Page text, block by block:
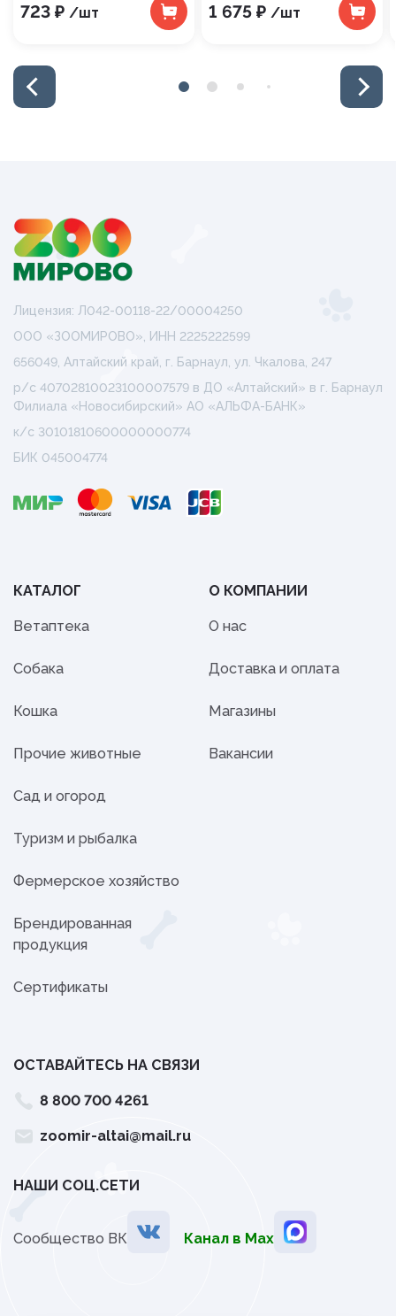
723 ₽ /шт 1 675 ₽ /шт
Лицензия: Л042-00118-22/00004250
ООО «ЗООМИРОВО», ИНН 2225222599
656049, Алтайский край, г. Барнаул, ул. Чкалова, 247
р/с 40702810023100007579 в ДО «Алтайский» в г. Барнаул
Филиала «Новосибирский» АО «АЛЬФА-БАНК»
к/с 30101810600000000774
БИК 045004774
КАТАЛОГ
Ветаптека
Собака
Кошка
Прочие животные
Сад и огород
Туризм и рыбалка
Фермерское хозяйство
Брендированная
продукция
Сертификаты
О КОМПАНИИ
О нас
Доставка и оплата
Магазины
Вакансии
ОСТАВАЙТЕСЬ НА СВЯЗИ
8 800 700 4261
zoomir-altai@mail.ru
НАШИ СОЦ.СЕТИ
Сообщество ВК Канал в Мах